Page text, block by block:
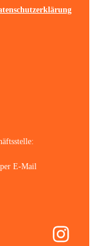
E-Mail